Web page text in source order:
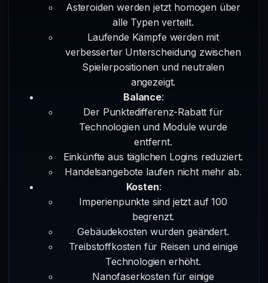
Asteroiden werden jetzt homogen über
alle Typen verteilt.
Laufende Kämpfe werden mit
verbesserter Unterscheidung zwischen
Spielerpositionen und neutralen
angezeigt.
Balance:
Der Punktedifferenz-Rabatt für
Technologien und Module wurde
entfernt.
Einkünfte aus täglichen Logins reduziert.
Handelsangebote laufen nicht mehr ab.
Kosten:
Imperienpunkte sind jetzt auf 100
begrenzt.
Gebäudekosten wurden geändert.
Treibstoffkosten für Reisen und einige
Technologien erhöht.
Nanofaserkosten für einige